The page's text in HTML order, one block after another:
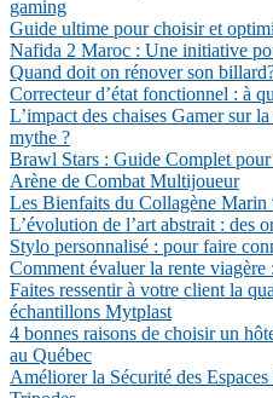
gaming
Guide ultime pour choisir et
Nafida 2 Maroc : Une initiative
Quand doit on rénover son
Correcteur d’état fonctionnel : à
L’impact des chaises Gamer sur
mythe ?
Brawl Stars : Guide Complet
Arène de Combat Multijoueur
Les Bienfaits du Collagène
L’évolution de l’art abstrait : des
Stylo personnalisé : pour faire
Comment évaluer la rente viagère
Faites ressentir à votre client la
échantillons Mytplast
4 bonnes raisons de choisir un
au Québec
Améliorer la Sécurité des